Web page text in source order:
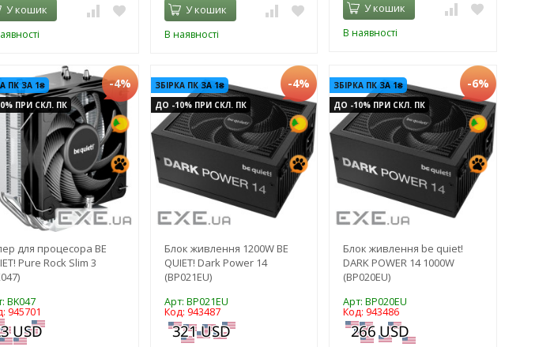
У кошик У кошик
В наявності
У кошик
В наявності
ПК ЗА 1₴
ПРИ СКЛ. ПК
-4%
для процесора BE
Pure Rock Slim 3
BK047
945701
ЗБІРКА ПК ЗА 1₴
ДО -10% ПРИ СКЛ. ПК
-4%
Блок живлення 1200W BE
QUIET! Dark Power 14
(BP021EU)
Арт: BP021EU
Код: 943487
ЗБІРКА ПК ЗА 1₴
ДО -10% ПРИ СКЛ. ПК
-6%
Блок живлення be quiet!
DARK POWER 14 1000W
(BP020EU)
Арт: BP020EU
Код: 943486